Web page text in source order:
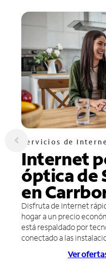
Servicios de
Internet
óptica de
en
Disfruta de Internet
hogar a un precio
está respaldado por
conectado a las
Ver